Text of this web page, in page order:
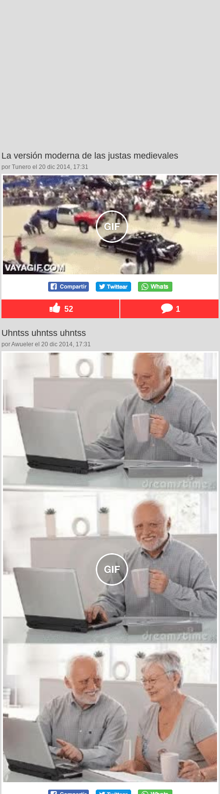
La versión moderna de las justas medievales
por Tunero el 20 dic 2014, 17:31
52 1
Uhntss uhntss uhntss
por Awueler el 20 dic 2014, 17:31